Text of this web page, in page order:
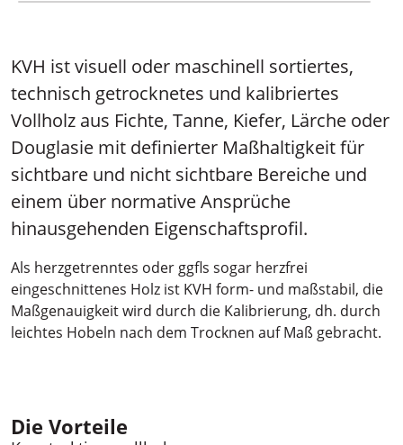
KVH ist visuell oder maschinell sortiertes,
technisch getrocknetes und kalibriertes
Vollholz aus Fichte, Tanne, Kiefer, Lärche oder
Douglasie mit definierter Maßhaltigkeit für
sichtbare und nicht sichtbare Bereiche und
einem über normative Ansprüche
hinausgehenden Eigenschaftsprofil.
Als herzgetrenntes oder ggfls sogar herzfrei
eingeschnittenes Holz ist KVH form- und maßstabil, die
Maßgenauigkeit wird durch die Kalibrierung, dh. durch
leichtes Hobeln nach dem Trocknen auf Maß gebracht.
Die Vorteile